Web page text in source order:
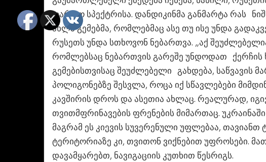
ფართო სპექტრისა. დანდიკინმა განმარტა რას
ახლა გემებმა, რომლებმაც ასე თუ ისე უნდა
რუსეთს უნდა სთხოვონ ნებართვა. „აქ
რომლებსაც ნებართვის გარეშე უნდოდათ ქერჩის
გემებისთვისაც შეუძლებელი გახდება, საწვავის
პოლიგონებზე შესვლა, როცა იქ სწავლებები
კავშირის დროს და ასეთია ახლაც. რეალურად,
თვითმფრინავების ფრენების მიმართაც.
მაგრამ ეს კიევის სუვერენული უფლებაა,
ტერიტორიაზე კი, თვითონ ვიქნებით უფროსები.
დავამყარებთ, ნავიგაციის კუთხით წესრიგს.